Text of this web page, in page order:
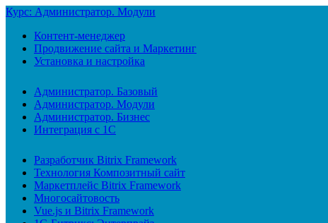
Курс: Администратор. Модули
Контент-менеджер
Продвижение сайта и Маркетинг
Установка и настройка
Администратор. Базовый
Администратор. Модули
Администратор. Бизнес
Интеграция с 1С
Разработчик Bitrix Framework
Технология Композитный сайт
Маркетплейс Bitrix Framework
Многосайтовость
Vue.js и Bitrix Framework